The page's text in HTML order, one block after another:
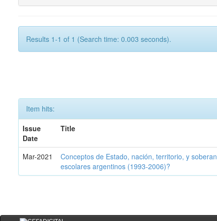
Results 1-1 of 1 (Search time: 0.003 seconds).
Item hits:
Issue
Date
Title
Mar-2021
Conceptos de Estado, nación, territorio, y
escolares argentinos (1993-2006)?